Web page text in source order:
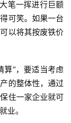
笔一挥进行巨额
可笑。如果一台
以将其按废铁价
算”，要适当考虑
的整体性，通过
住一家企业就可
业。